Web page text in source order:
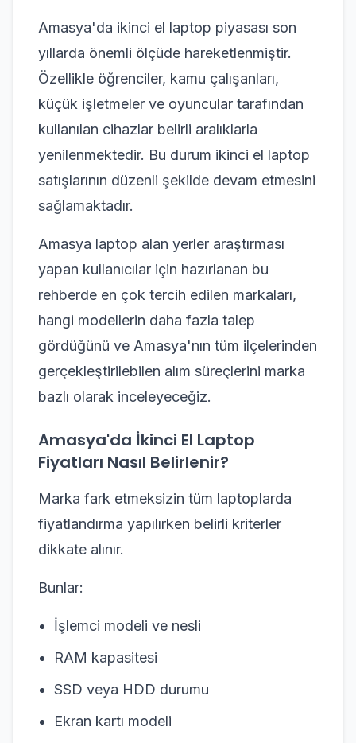
Amasya'da ikinci el laptop piyasası son
yıllarda önemli ölçüde hareketlenmiştir.
Özellikle öğrenciler, kamu çalışanları,
küçük işletmeler ve oyuncular tarafından
kullanılan cihazlar belirli aralıklarla
yenilenmektedir. Bu durum ikinci el laptop
satışlarının düzenli şekilde devam etmesini
sağlamaktadır.
Amasya laptop alan yerler araştırması
yapan kullanıcılar için hazırlanan bu
rehberde en çok tercih edilen markaları,
hangi modellerin daha fazla talep
gördüğünü ve Amasya'nın tüm ilçelerinden
gerçekleştirilebilen alım süreçlerini marka
bazlı olarak inceleyeceğiz.
Amasya'da İkinci El Laptop
Fiyatları Nasıl Belirlenir?
Marka fark etmeksizin tüm laptoplarda
fiyatlandırma yapılırken belirli kriterler
dikkate alınır.
Bunlar:
İşlemci modeli ve nesli
RAM kapasitesi
SSD veya HDD durumu
Ekran kartı modeli